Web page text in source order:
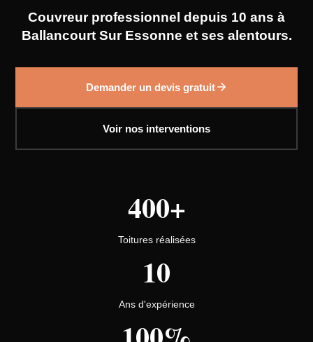
Couvreur professionnel depuis 10 ans à
Ballancourt Sur Essonne et ses alentours.
Demander un devis gratuit
Voir nos interventions
400+
Toitures réalisées
10
Ans d'expérience